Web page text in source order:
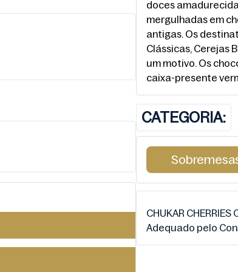
Óleo de Girassol)
com
doces
mergulhadas em
antigas. Os
Clássicas, Cerejas
um motivo. Os
caixa-presente
CATEGORIA:
CHUKAR
Adequado pelo